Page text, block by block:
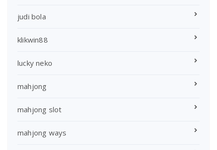
judi bola
klikwin88
lucky neko
mahjong
mahjong slot
mahjong ways